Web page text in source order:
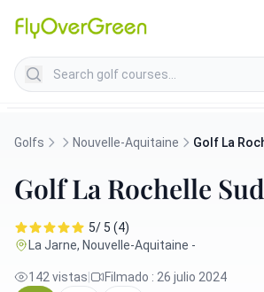
Search golf courses
Golfs Nouvelle-Aquitaine Golf La
Golf La Rochelle Sud
5/ 5 (4)
La Jarne, Nouvelle-Aquitaine -
142 vistas Filmado : 26 julio 2024